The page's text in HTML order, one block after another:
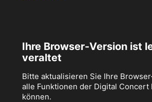
Ihre Browser-Version ist
veraltet
Bitte aktualisieren Sie Ihre
alle Funktionen der Digital Concert
können.